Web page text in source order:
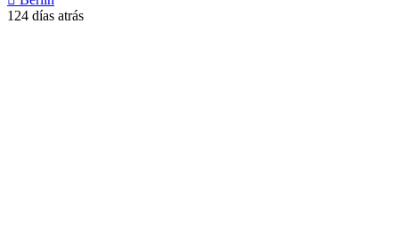
124 días atrás